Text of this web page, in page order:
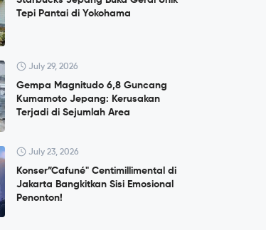
Tepi Pantai di Yokohama
July 29, 2026
Gempa Magnitudo 6,8 Guncang
Kumamoto Jepang: Kerusakan
Terjadi di Sejumlah Area
July 23, 2026
Konser”Cafuné" Centimillimental di
Jakarta Bangkitkan Sisi Emosional
Penonton!